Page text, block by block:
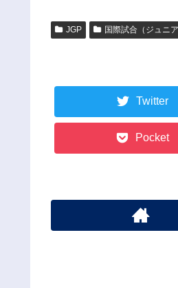
JGP 国際試合（ジュニア
Twitter
Pocket